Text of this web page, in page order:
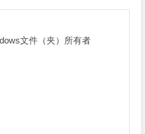
文件（夹）所有者